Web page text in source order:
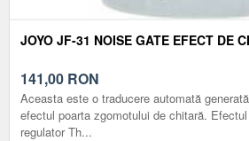
JOYO JF-31 NOISE GATE EFECT DE
141,00 RON
Aceasta este o traducere automată
efectul poarta zgomotului de chitară.
regulator Th...